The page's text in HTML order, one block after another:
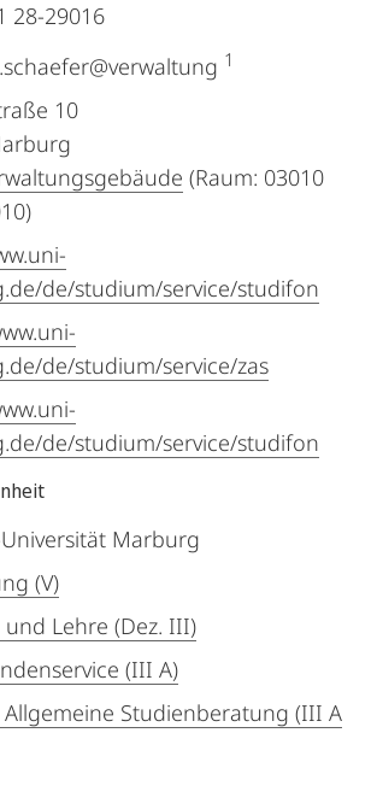
28-29016
1
10
(Raum: 03010
de/studium/service/studifon
de/studium/service/zas
de/studium/service/studifon
Marburg
(V)
Lehre (Dez. III)
(III A)
Studienberatung (III A